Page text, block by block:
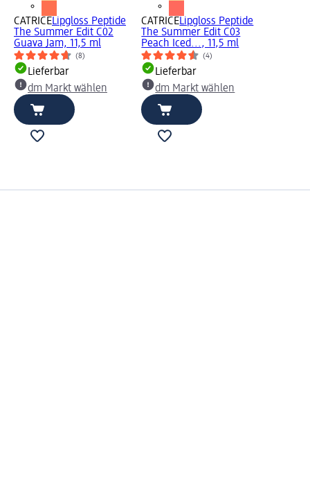
CATRICELipgloss Peptide
The Summer Edit C02
Guava Jam, 11,5 ml
(8)
Lieferbar
dm Markt wählen
CATRICELipgloss Peptide
The Summer Edit C03
Peach Iced..., 11,5 ml
(4)
Lieferbar
dm Markt wählen